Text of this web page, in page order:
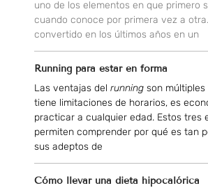
uno de los elementos en que primero
cuando conoce por primera vez a
convertido en los últimos años en un
Running para estar en forma
Las ventajas delrunning son
tiene limitaciones de horarios, es
practicar a cualquier edad. Estos tres
permiten comprender por qué es tan
sus adeptos de
Cómo llevar una dieta hipocalórica